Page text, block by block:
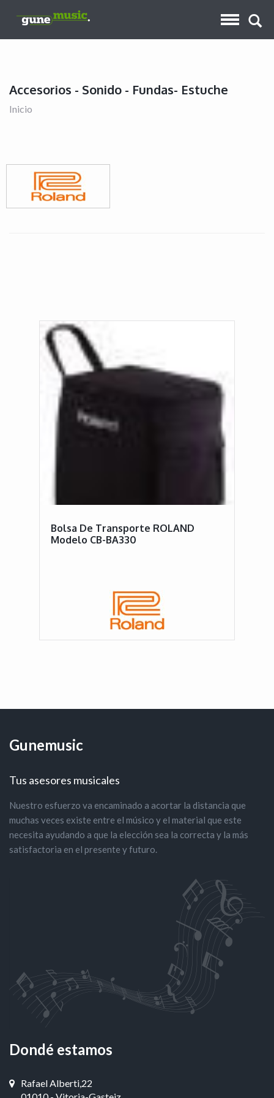
Accesorios - Sonido - Fundas- Estuche
Inicio
Bolsa De Transporte ROLAND
Modelo CB-BA330
Gunemusic
Tus asesores musicales
Nuestro esfuerzo va encaminado a acortar la distancia que
muchas veces existe entre el músico y el material que este
necesita ayudando a que la elección sea la correcta y la más
satisfactoria en el presente y futuro.
Dondé estamos
Rafael Alberti,22